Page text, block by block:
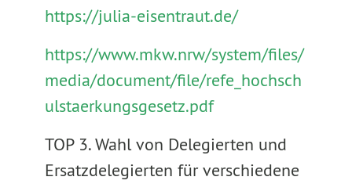
https://julia-eisentraut.de/
https://www.mkw.nrw/system/files/
media/document/file/refe_hochsch
ulstaerkungsgesetz.pdf
TOP 3. Wahl von Delegierten und
Ersatzdelegierten für verschiedene